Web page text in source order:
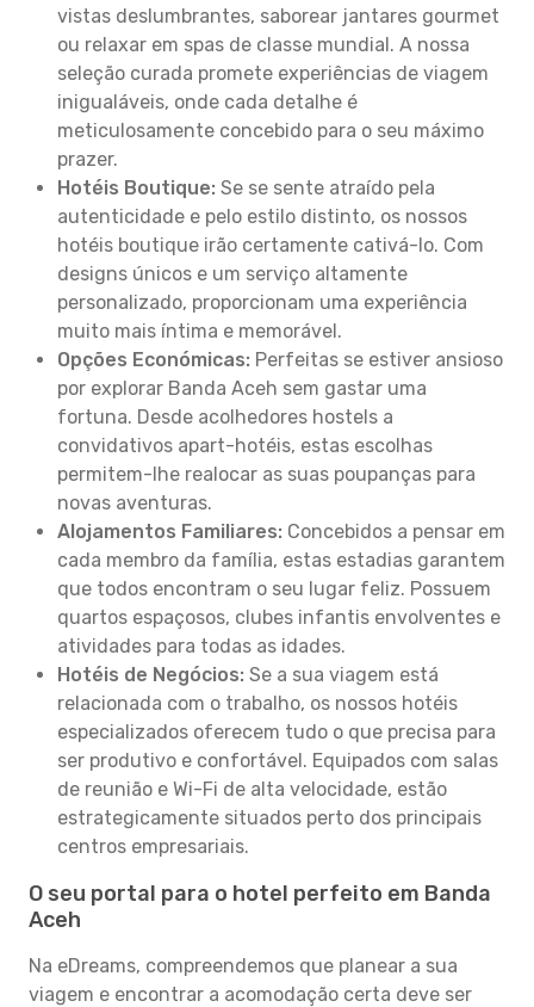
vistas deslumbrantes, saborear jantares gourmet
ou relaxar em spas de classe mundial. A nossa
seleção curada promete experiências de viagem
inigualáveis, onde cada detalhe é
meticulosamente concebido para o seu máximo
prazer.
Hotéis Boutique: Se se sente atraído pela
autenticidade e pelo estilo distinto, os nossos
hotéis boutique irão certamente cativá-lo. Com
designs únicos e um serviço altamente
personalizado, proporcionam uma experiência
muito mais íntima e memorável.
Opções Económicas: Perfeitas se estiver ansioso
por explorar Banda Aceh sem gastar uma
fortuna. Desde acolhedores hostels a
convidativos apart-hotéis, estas escolhas
permitem-lhe realocar as suas poupanças para
novas aventuras.
Alojamentos Familiares: Concebidos a pensar em
cada membro da família, estas estadias garantem
que todos encontram o seu lugar feliz. Possuem
quartos espaçosos, clubes infantis envolventes e
atividades para todas as idades.
Hotéis de Negócios: Se a sua viagem está
relacionada com o trabalho, os nossos hotéis
especializados oferecem tudo o que precisa para
ser produtivo e confortável. Equipados com salas
de reunião e Wi-Fi de alta velocidade, estão
estrategicamente situados perto dos principais
centros empresariais.
O seu portal para o hotel perfeito em Banda
Aceh
Na eDreams, compreendemos que planear a sua
viagem e encontrar a acomodação certa deve ser